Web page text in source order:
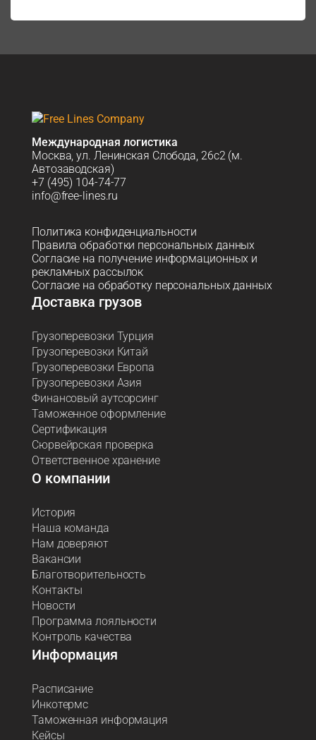
Международная логистика
Москва, ул. Ленинская Слобода, 26с2 (м.
Автозаводская)
+7 (495) 104-74-77
info@free-lines.ru
Политика конфиденциальности
Правила обработки персональных данных
Согласие на получение информационных и
рекламных рассылок
Согласие на обработку персональных данных
Доставка грузов
Грузоперевозки Турция
Грузоперевозки Китай
Грузоперевозки Европа
Грузоперевозки Азия
Финансовый аутсорсинг
Таможенное оформление
Сертификация
Сюрвейрская проверка
Ответственное хранение
О компании
История
Наша команда
Нам доверяют
Вакансии
Благотворительность
Контакты
Новости
Программа лояльности
Контроль качества
Информация
Расписание
Инкотермс
Таможенная информация
Кейсы